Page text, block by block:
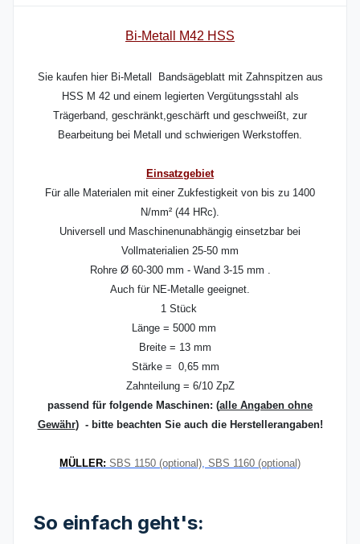
Bi-Metall M42 HSS
Sie kaufen hier Bi-Metall Bandsägeblatt mit Zahnspitzen aus
HSS M 42 und einem legierten Vergütungsstahl als
Trägerband, geschränkt,geschärft und geschweißt, zur
Bearbeitung bei Metall und schwierigen Werkstoffen.
Einsatzgebiet
Für alle Materialen mit einer Zukfestigkeit von bis zu 1400
N/mm² (44 HRc).
Universell und Maschinenunabhängig einsetzbar bei
Vollmaterialien 25-50 mm
Rohre Ø 60-300 mm - Wand 3-15 mm .
Auch für NE-Metalle geeignet.
1 Stück
Länge = 5000 mm
Breite = 13 mm
Stärke = 0,65 mm
Zahnteilung = 6/10 ZpZ
passend für folgende Maschinen: (alle Angaben ohne
Gewähr) - bitte beachten Sie auch die Herstellerangaben!
MÜLLER: SBS 1150 (optional), SBS 1160 (optional)
So einfach geht's: